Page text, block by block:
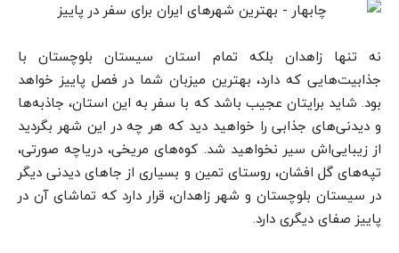
نه تنها زاهدان بلکه تمام استان سیستان بلوچستان با
جذابیت‌هایی که دارد، بهترین میزبان شما در فصل پاییز خواهد
بود. شاید برایتان عجیب باشد که با سفر به این استان، جاذبه‌ها
و دیدنی‌های جذابی را خواهید دید که هر چه در این شهر بگردید
از زیبایی‌اش سیر نخواهید شد. کوه‌های مریخی، دریاچه صورتی،
تپه‌های گل افشان، روستای تمین و بسیاری از جاهای دیدنی دیگر
در سیستان بلوچستان و شهر زاهدان، قرار دارد که تماشای آن در
پاییز صفای دیگری دارد.